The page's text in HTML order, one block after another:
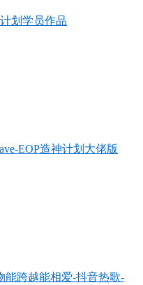
划学员作品
EOP造神计划大佬版
能跨越能相爱-抖音热歌-